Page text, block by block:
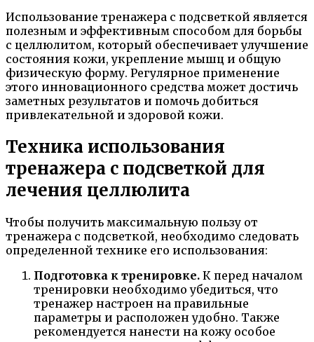
Использование тренажера с подсветкой является
полезным и эффективным способом для борьбы
с целлюлитом, который обеспечивает улучшение
состояния кожи, укрепление мышц и общую
физическую форму. Регулярное применение
этого инновационного средства может достичь
заметных результатов и помочь добиться
привлекательной и здоровой кожи.
Техника использования
тренажера с подсветкой для
лечения целлюлита
Чтобы получить максимальную пользу от
тренажера с подсветкой, необходимо следовать
определенной технике его использования:
Подготовка к тренировке. К перед началом
тренировки необходимо убедиться, что
тренажер настроен на правильные
параметры и расположен удобно. Также
рекомендуется нанести на кожу особое